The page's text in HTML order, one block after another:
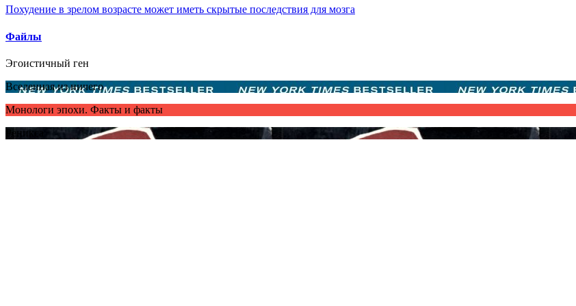
Похудение в зрелом возрасте может иметь скрытые последствия для мозга
Файлы
Эгоистичный ген
Вселенная из ничего
Монологи эпохи. Факты и факты
Реникса